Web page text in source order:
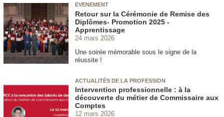
EVENEMENT
Retour sur la Cérémonie de Remise des
Diplômes- Promotion 2025 -
Apprentissage
24 mars 2026
Une soirée mémorable sous le signe de la
réussite !
ACTUALITÉS DE LA PROFESSION
Intervention professionnelle : à la
découverte du métier de Commissaire aux
Comptes
12 mars 2026